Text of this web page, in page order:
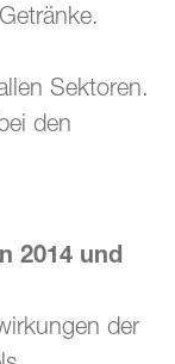
Sektoren.
den
2014 und
der